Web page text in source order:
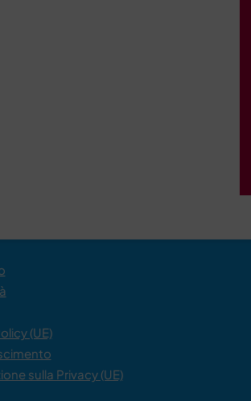
(UE)
sulla Privacy (UE)